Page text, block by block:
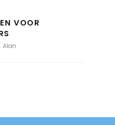
VOOR
Alan